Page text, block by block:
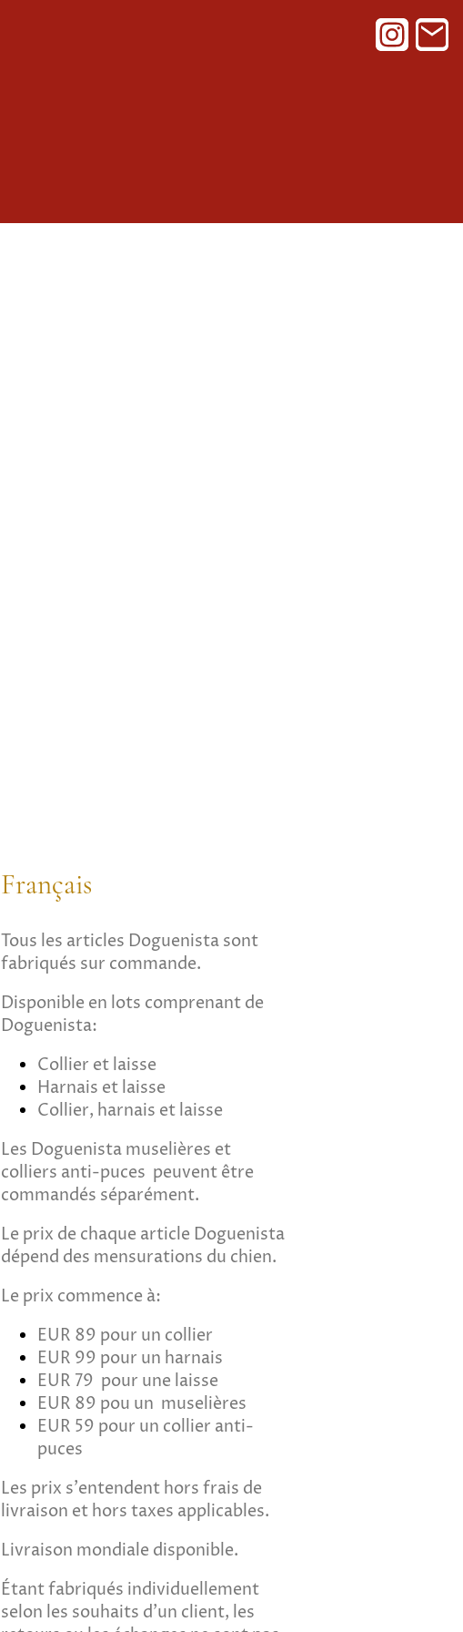
Français
Tous les articles Doguenista sont
fabriqués sur commande.
Disponible en lots comprenant de
Doguenista:
Collier et laisse
Harnais et laisse
Collier, harnais et laisse
Les Doguenista muselières et
colliers anti-puces peuvent être
commandés séparément.
Le prix de chaque article Doguenista
dépend des mensurations du chien.
Le prix commence à:
EUR 89 pour un collier
EUR 99 pour un harnais
EUR 79 pour une laisse
EUR 89 pou un muselières
EUR 59 pour un collier anti-
puces
Les prix s'entendent hors frais de
livraison et hors taxes applicables.
Livraison mondiale disponible.
Étant fabriqués individuellement
selon les souhaits d'un client, les